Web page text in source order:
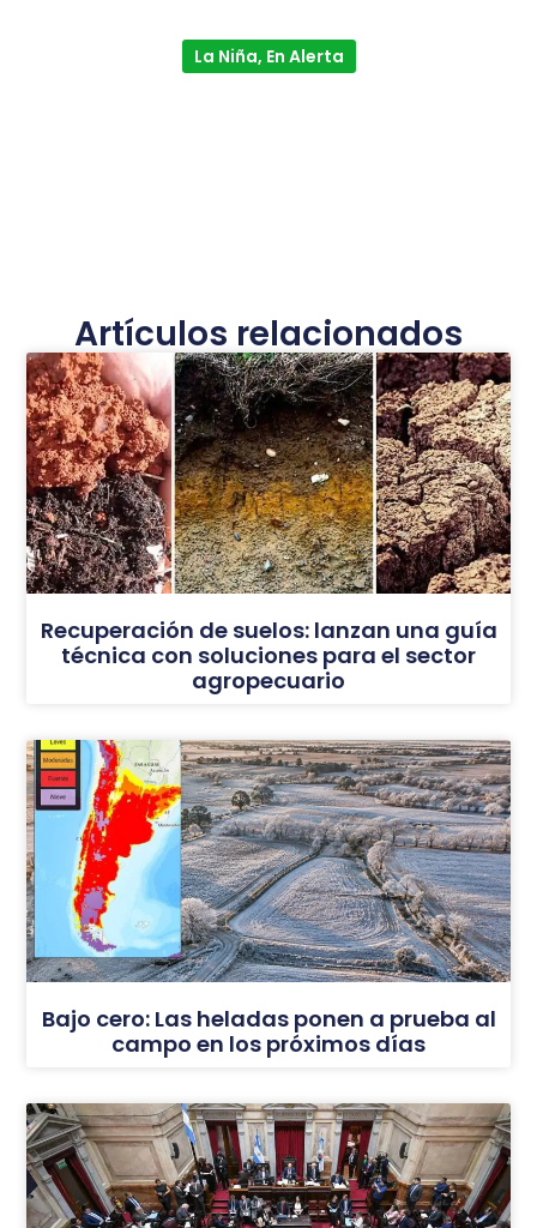
La Niña, En Alerta
Artículos relacionados
Recuperación de suelos: lanzan una guía
técnica con soluciones para el sector
agropecuario
Bajo cero: Las heladas ponen a prueba al
campo en los próximos días